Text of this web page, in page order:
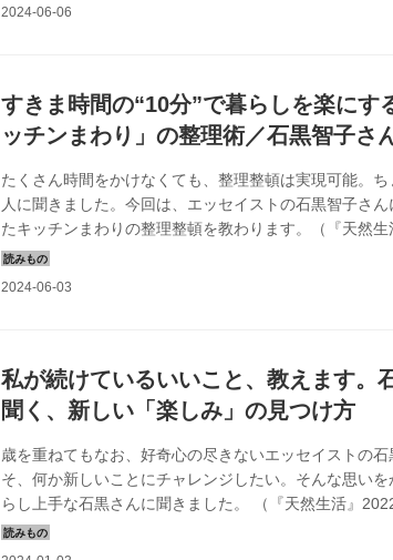
すきま時間の“10分”で暮らしを楽にす
ッチンまわり」の整理術／石黒智子さ
たくさん時間をかけなくても、整理整頓は実現可能。
人に聞きました。今回は、エッセイストの石黒智子さ
たキッチンまわりの整理整頓を教わります。（『天然
載）
私が続けているいいこと、教えます。
聞く、新しい「楽しみ」の見つけ方
歳を重ねてもなお、好奇心の尽きないエッセイストの石
そ、何か新しいことにチャレンジしたい。そんな思い
らし上手な石黒さんに聞きました。 （『天然生活』